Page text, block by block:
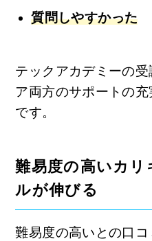
質問しやすかった
テックアカデミーの
ア両方のサポートの
です。
難易度の高いカ
ルが伸びる
難易度の高いとの口コ